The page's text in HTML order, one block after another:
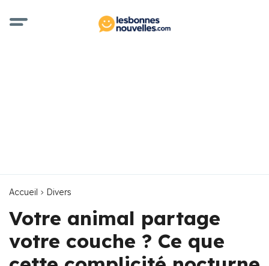
Accueil Divers
Votre animal partage
votre couche ? Ce que